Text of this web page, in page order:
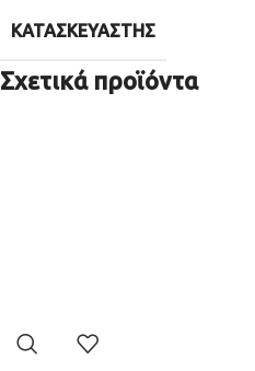
ΚΑΤΑΣΚΕΥΑΣΤΉΣ
Σχετικά προϊόντα